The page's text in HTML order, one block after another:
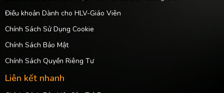
Điều khoản Dành cho HLV-Giáo Viên
Chính Sách Sử Dụng Cookie
Chính Sách Bảo Mật
Chính Sách Quyền Riêng Tư
Liên kết nhanh